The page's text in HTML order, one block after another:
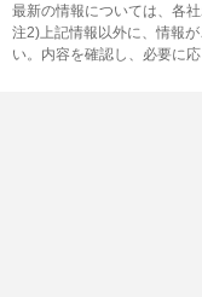
最新の情報については、各
注2)上記情報以外に、情報
い。内容を確認し、必要に